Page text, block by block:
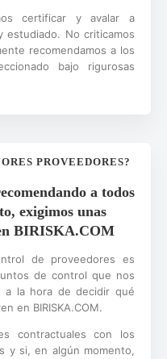
certificar y avalar a
estudiado. No criticamos
recomendamos a los
bajo rigurosas
PROVEEDORES?
a todos
exigimos unas
BIRISKA.COM
de proveedores es
de control que nos
a la hora de decidir qué
en BIRISKA.COM.
contractuales con los
y si, en algún momento,